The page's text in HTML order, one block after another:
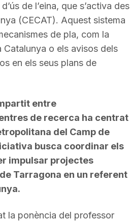
de l’eina, que s’activa des
(CECAT). Aquest sistema
de pla, com la
Catalunya o els avisos dels
en els seus plans de
entre
de recerca ha centrat
del Camp de
busca coordinar els
impulsar projectes
Tarragona en un referent
la ponència del professor